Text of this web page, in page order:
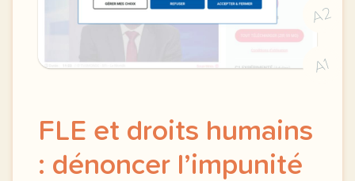
A2
A1
FLE et droits humains
: dénoncer l’impunité